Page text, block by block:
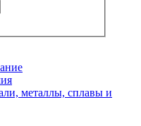
металлы, сплавы и